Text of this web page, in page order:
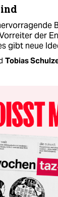
der
gibt neue
Tobias